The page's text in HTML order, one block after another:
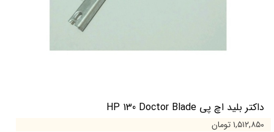
داکتر بلید اچ پی HP 130 Doctor Blade
۱,۵۱۲,۸۵۰ تومان